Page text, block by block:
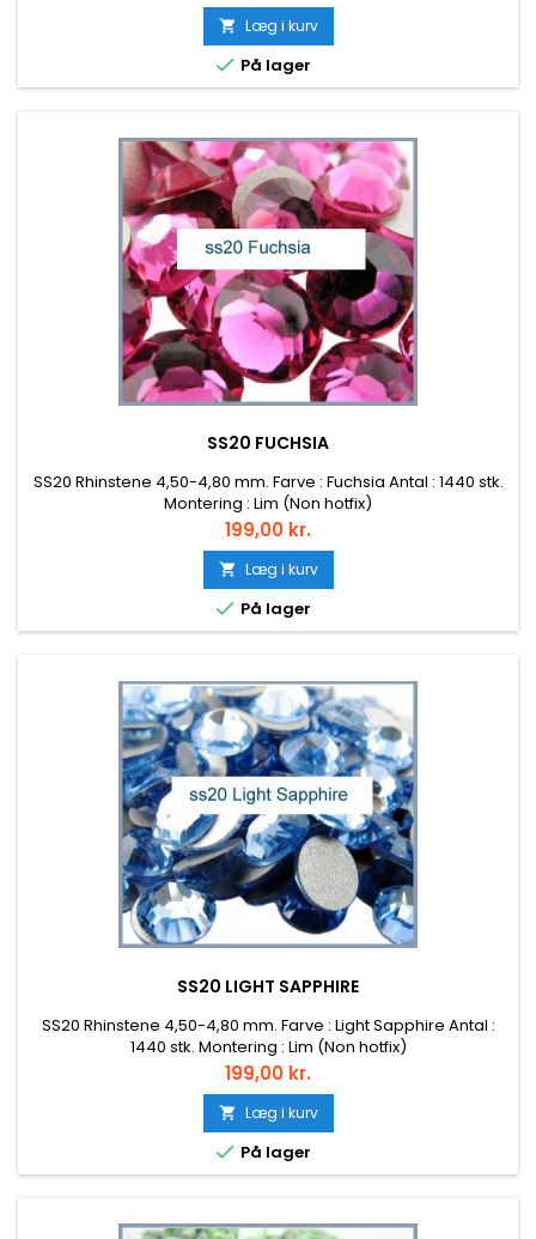
 Læg i kurv
 På lager
SS20 FUCHSIA
SS20 Rhinstene 4,50-4,80 mm. Farve : Fuchsia Antal : 1440 stk.
Montering : Lim (Non hotfix)
Pris
199,00 kr.
 Læg i kurv
 På lager
SS20 LIGHT SAPPHIRE
SS20 Rhinstene 4,50-4,80 mm. Farve : Light Sapphire Antal :
1440 stk. Montering : Lim (Non hotfix)
Pris
199,00 kr.
 Læg i kurv
 På lager